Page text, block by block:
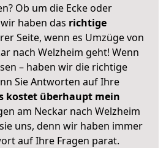
Ob um die Ecke oder
haben das richtige
Seite, wenn es Umzüge von
nach Welzheim geht! Wenn
– haben wir die richtige
Sie Antworten auf Ihre
kostet überhaupt mein
am Neckar nach Welzheim
uns, denn wir haben immer
auf Ihre Fragen parat.